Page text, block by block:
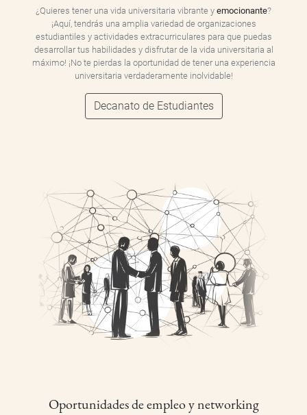
¿Quieres tener una vida universitaria vibrante y emocionante?
¡Aquí, tendrás una amplia variedad de organizaciones
estudiantiles y actividades extracurriculares para que puedas
desarrollar tus habilidades y disfrutar de la vida universitaria al
máximo! ¡No te pierdas la oportunidad de tener una experiencia
universitaria verdaderamente inolvidable!
Decanato de Estudiantes
Oportunidades de empleo y networking